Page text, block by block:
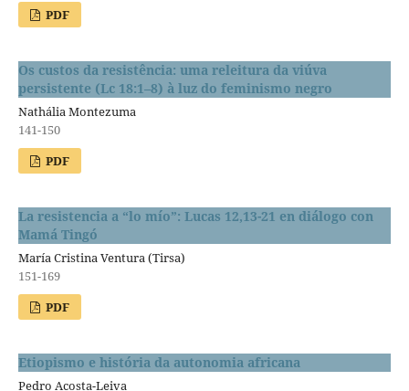
PDF
Os custos da resistência: uma releitura da viúva
persistente (Lc 18:1–8) à luz do feminismo negro
Nathália Montezuma
141-150
PDF
La resistencia a “lo mío”: Lucas 12,13-21 en diálogo con
Mamá Tingó
María Cristina Ventura (Tirsa)
151-169
PDF
Etiopismo e história da autonomia africana
Pedro Acosta-Leiva